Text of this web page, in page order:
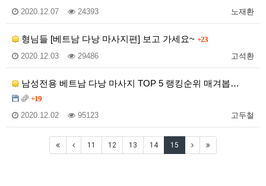
노재환
2020.12.07 24393
형님들 [베트남 다낭 마사지편] 보고 가세요~ +23
고석환
2020.12.03 29486
남성전용 베트남 다낭 마사지 TOP 5 랭킹순위 매겨봅…
+19
고두철
2020.12.02 95123
11 12 13 14 15